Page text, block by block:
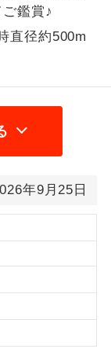
鑑賞♪
直径約500m
年9月25日
いただけるコー
だけるコースで
限があるコース
で、ご出発の計
したコースで